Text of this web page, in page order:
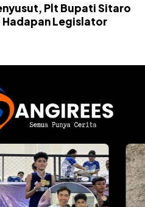
Plt Bupati Sitaro
Hadapan Legislator